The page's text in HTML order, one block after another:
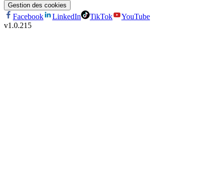
Gestion des cookies
Facebook LinkedIn TikTok
YouTube
v1.0.215